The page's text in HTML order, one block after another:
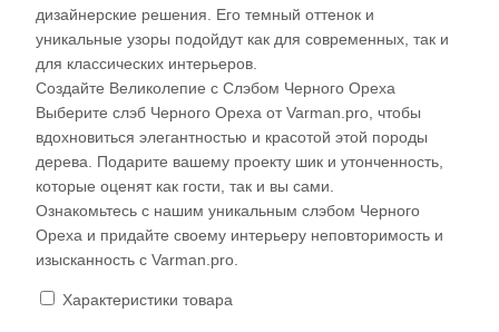
дизайнерские решения. Его темный оттенок и
уникальные узоры подойдут как для современных, так и
для классических интерьеров.
Создайте Великолепие с Слэбом Черного Ореха
Выберите слэб Черного Ореха от Varman.pro, чтобы
вдохновиться элегантностью и красотой этой породы
дерева. Подарите вашему проекту шик и утонченность,
которые оценят как гости, так и вы сами.
Ознакомьтесь с нашим уникальным слэбом Черного
Ореха и придайте своему интерьеру неповторимость и
изысканность с Varman.pro.
Характеристики товара